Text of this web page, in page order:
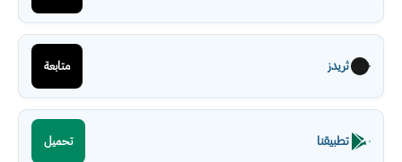
ثريدز متابعة
تطبيقنا تحميل